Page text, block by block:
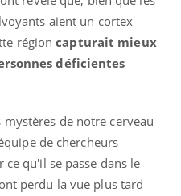
aient un cortex
régioncapturait mieux
déficientes
de notre cerveau
de chercheurs
qu'il se passe dans le
perdu la vue plus tard